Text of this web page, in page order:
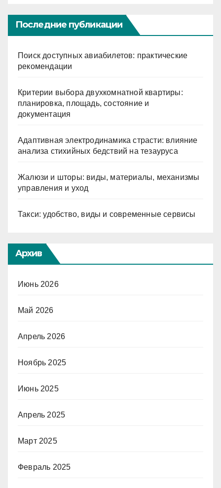
Последние публикации
Поиск доступных авиабилетов: практические
рекомендации
Критерии выбора двухкомнатной квартиры:
планировка, площадь, состояние и
документация
Адаптивная электродинамика страсти: влияние
анализа стихийных бедствий на тезауруса
Жалюзи и шторы: виды, материалы, механизмы
управления и уход
Такси: удобство, виды и современные сервисы
Архив
Июнь 2026
Май 2026
Апрель 2026
Ноябрь 2025
Июнь 2025
Апрель 2025
Март 2025
Февраль 2025